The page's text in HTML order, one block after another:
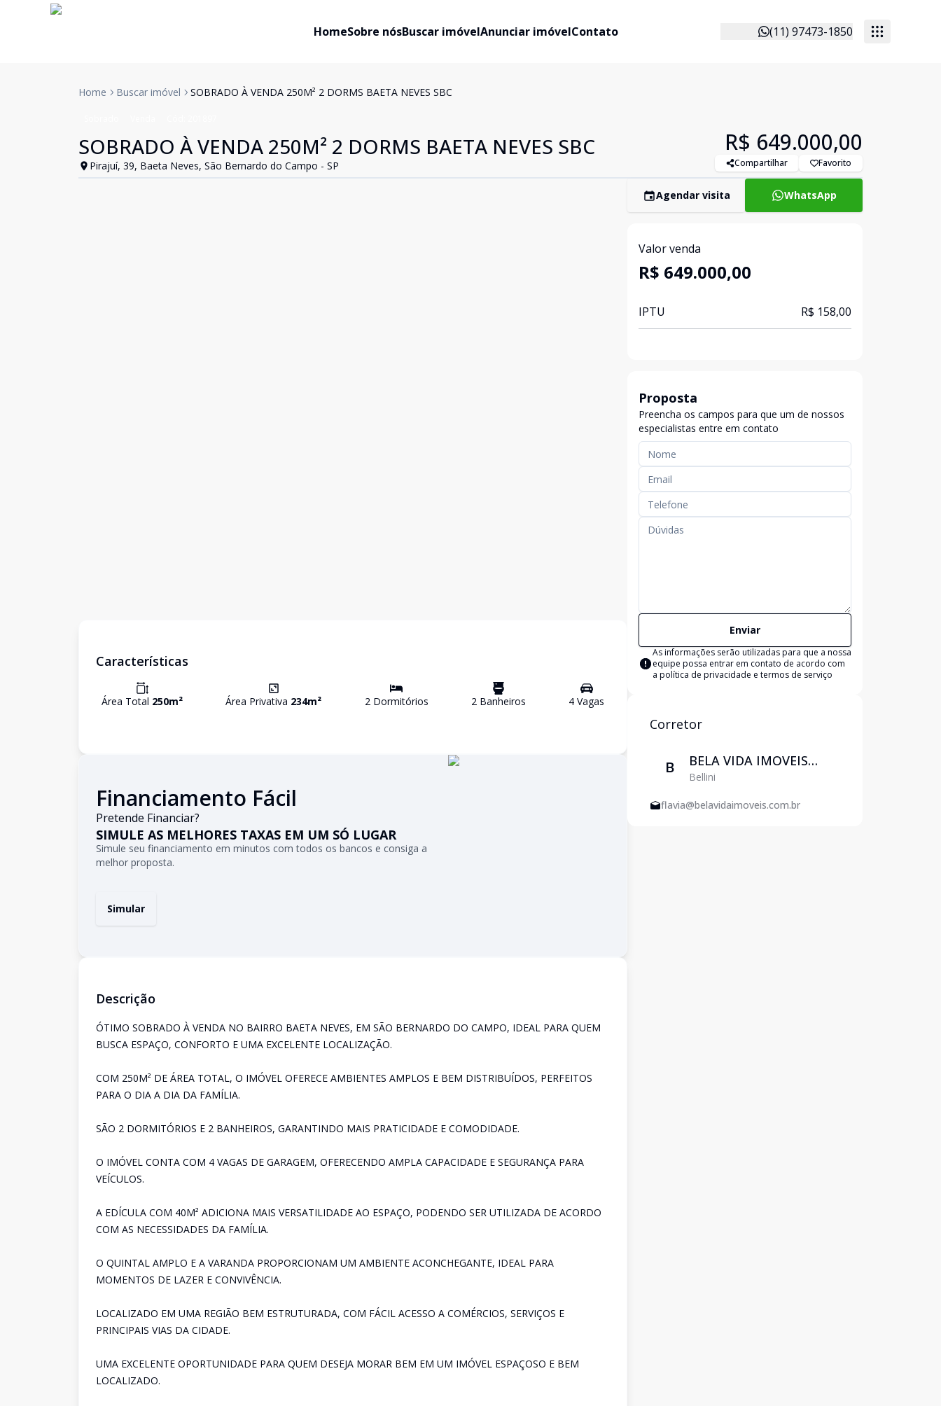
HomeSobre nósBuscar imóvelAnunciar imóvelContato (11) 97473-1850
Home Buscar imóvel SOBRADO À VENDA 250M² 2 DORMS BAETA NEVES SBC
SOBRADO À VENDA 250M² 2 DORMS BAETA NEVES SBC
Pirajuí, 39, Baeta Neves, São Bernardo do Campo - SP
R$ 649.000,00
Compartilhar Favorito
Características
Área Total 250m² Área Privativa 234m² 2Dormitórios 2Banheiros 4 Vagas
Financiamento Fácil
Pretende Financiar?
SIMULE AS MELHORES TAXAS EM UM SÓ LUGAR
Simule seu financiamento em minutos com todos os bancos e consiga a
melhor proposta.
Simular
Descrição
ÓTIMO SOBRADO À VENDA NO BAIRRO BAETA NEVES, EM SÃO BERNARDO DO CAMPO, IDEAL PARA QUEM
BUSCA ESPAÇO, CONFORTO E UMA EXCELENTE LOCALIZAÇÃO.
COM 250M² DE ÁREA TOTAL, O IMÓVEL OFERECE AMBIENTES AMPLOS E BEM DISTRIBUÍDOS, PERFEITOS
PARA O DIA A DIA DA FAMÍLIA.
SÃO 2 DORMITÓRIOS E 2 BANHEIROS, GARANTINDO MAIS PRATICIDADE E COMODIDADE.
O IMÓVEL CONTA COM 4 VAGAS DE GARAGEM, OFERECENDO AMPLA CAPACIDADE E SEGURANÇA PARA
VEÍCULOS.
A EDÍCULA COM 40M² ADICIONA MAIS VERSATILIDADE AO ESPAÇO, PODENDO SER UTILIZADA DE ACORDO
COM AS NECESSIDADES DA FAMÍLIA.
O QUINTAL AMPLO E A VARANDA PROPORCIONAM UM AMBIENTE ACONCHEGANTE, IDEAL PARA
MOMENTOS DE LAZER E CONVIVÊNCIA.
LOCALIZADO EM UMA REGIÃO BEM ESTRUTURADA, COM FÁCIL ACESSO A COMÉRCIOS, SERVIÇOS E
PRINCIPAIS VIAS DA CIDADE.
UMA EXCELENTE OPORTUNIDADE PARA QUEM DESEJA MORAR BEM EM UM IMÓVEL ESPAÇOSO E BEM
LOCALIZADO.
Agendar visita WhatsApp
Valor venda
R$ 649.000,00
IPTU R$ 158,00
Proposta
Preencha os campos para que um de nossos
especialistas entre em contato
Enviar
As informações serão utilizadas para que a nossa
equipe possa entrar em contato de acordo com
a política de privacidade e termos de serviço
Corretor
B
BELA VIDA IMOVEIS
EIRELI
Bellini
flavia@belavidaimoveis.com.br